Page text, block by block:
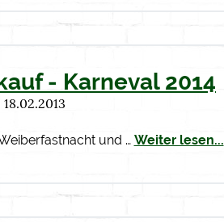
- Karneval 2014
18.02.2013
und … Weiter lesen...